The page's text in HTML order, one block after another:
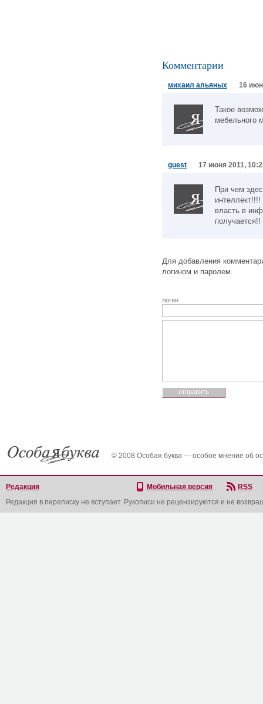
Комментарии
михаил альяных 16
Такое
мебельного
guest 17 июня 2011,
При чем
власть в
получается!!
Для добавления
логином и паролем.
логин
© 2008 Особая буква — особое мнение об
Редакция Мобильная версия
RSS
Редакция в переписку не вступает. Рукописи не рецензируются и не